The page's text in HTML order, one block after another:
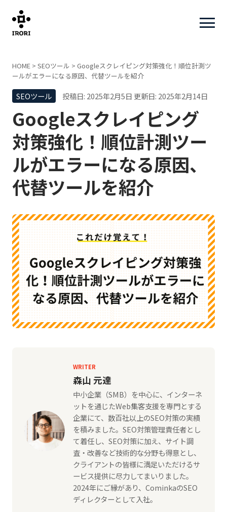
HOME > SEOツール > Googleスクレイピング対策強化！順位計測ツ
ールがエラーになる原因、代替ツールを紹介
SEOツール 投稿日: 2025年2月5日 更新日: 2025年2月14日
Googleスクレイピング
対策強化！順位計測ツー
ルがエラーになる原因、
代替ツールを紹介
WRITER
森山 元達
中小企業（SMB）を中心に、インターネ
ットを通じたWeb集客支援を専門とする
企業にて、数百社以上のSEO対策の実績
を積みました。SEO対策管理責任者とし
て着任し、SEO対策に加え、サイト調
査・改善など技術的な分野も得意とし、
クライアントの皆様に満足いただけるサ
ービス提供に尽力してまいりました。
2024年にご縁があり、CominkaのSEO
ディレクターとして入社。